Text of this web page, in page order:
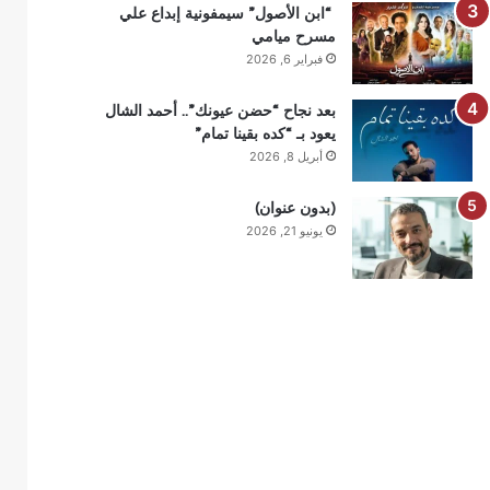
“ابن الأصول” سيمفونية إبداع علي
مسرح ميامي
فبراير 6, 2026
بعد نجاح “حضن عيونك”.. أحمد الشال
يعود بـ “كده بقينا تمام”
أبريل 8, 2026
(بدون عنوان)
يونيو 21, 2026